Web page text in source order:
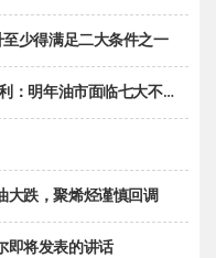
至少得满足二大条件之一
年油市面临七大不确定性
大跌，聚烯烃谨慎回调
即将发表的讲话